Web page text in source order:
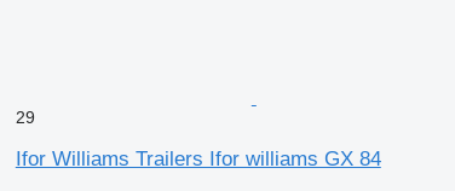
29
Ifor Williams Trailers Ifor williams GX 84